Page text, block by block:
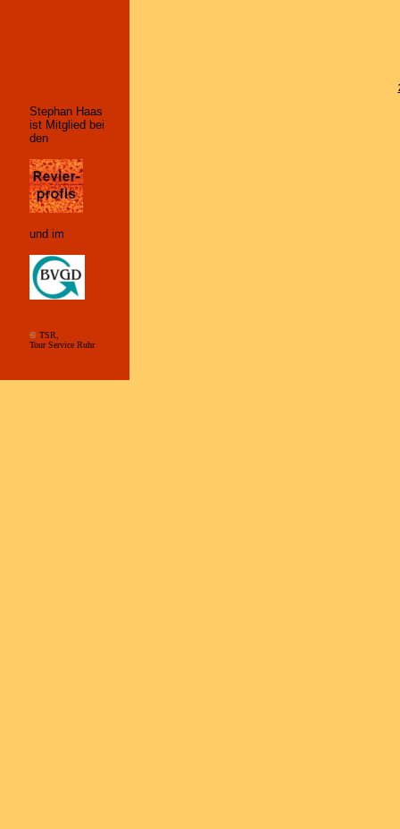
Stephan Haas
ist Mitglied bei
den
und im
© TSR,
Tour Service Ruhr